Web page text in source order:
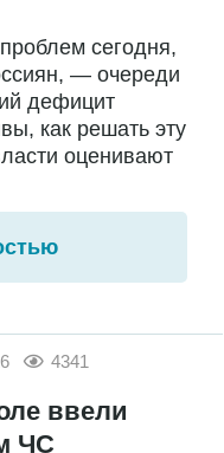
сегодня,
— очереди
дефицит
как решать эту
оценивают
4341
ввели
ЧС